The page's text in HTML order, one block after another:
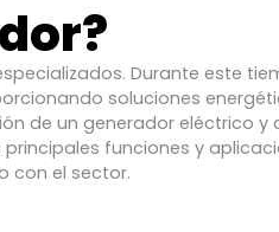
Durante este
soluciones
de un generador eléctrico y
funciones y
con el sector.